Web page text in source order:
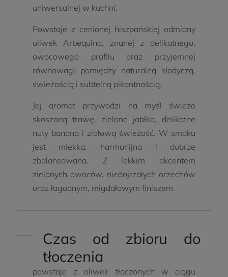
uniwersalnej w kuchni.
Powstaje z cenionej hiszpańskiej odmiany
oliwek Arbequina, znanej z delikatnego,
owocowego profilu oraz przyjemnej
równowagi pomiędzy naturalną słodyczą,
świeżością i subtelną pikantnością.
Jej aromat przywodzi na myśl świeżo
skoszoną trawę, zielone jabłko, delikatne
nuty banana i ziołową świeżość. W smaku
jest miękka, harmonijna i dobrze
zbalansowana. Z lekkim akcentem
zielonych owoców, niedojrzałych orzechów
oraz łagodnym, migdałowym finiszem.
Czas od zbioru do
tłoczenia
Oliwa z oliwek Extra Virgin Arbequina
powstaje z oliwek tłoczonych w ciągu